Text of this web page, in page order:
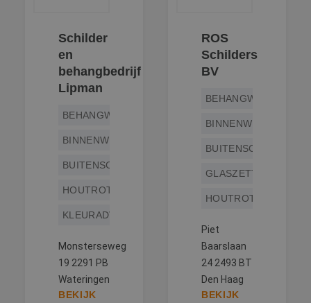
Schilder
en
behangbedrijf
Lipman
BEHANGWERK
BINNENWERK
BUITENSCHILDERWERK
HOUTROTREPARATIE
KLEURADVIES
Monsterseweg
19 2291 PB
Wateringen
BEKIJK
ROS
Schilders
BV
BEHANGWERK
BINNENWERK
GLASZETTEN
HOUTROTREPARATIE
Piet
Baarslaan
24 2493 BT
Den Haag
BEKIJK